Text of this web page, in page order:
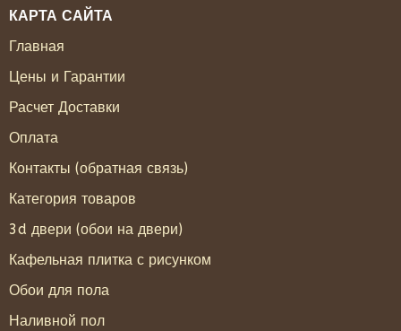
КАРТА САЙТА
Главная
Цены и Гарантии
Расчет Доставки
Оплата
Контакты (обратная связь)
Категория товаров
3d двери (обои на двери)
Кафельная плитка с рисунком
Обои для пола
Наливной пол